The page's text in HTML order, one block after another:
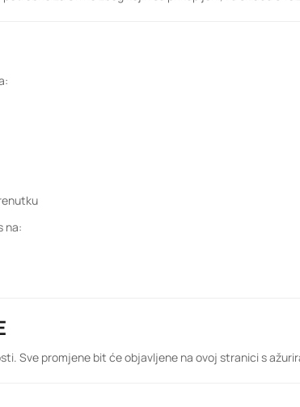
na:
Sve promjene bit će objavljene na ovoj stranici s